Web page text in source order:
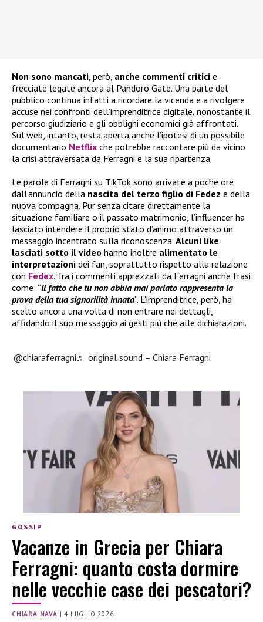
Non sono mancati , però, anche commenti critici e
frecciate legate ancora al Pandoro Gate. Una parte del
pubblico continua infatti a ricordare la vicenda e a rivolgere
accuse nei confronti dell’imprenditrice digitale, nonostante il
percorso giudiziario e gli obblighi economici già affrontati.
Sul web, intanto, resta aperta anche l’ipotesi di un possibile
documentario Netflix che potrebbe raccontare più da vicino
la crisi attraversata da Ferragni e la sua ripartenza.
Le parole di Ferragni su TikTok sono arrivate a poche ore
dall’annuncio della nascita del terzo figlio di Fedez e della
nuova compagna. Pur senza citare direttamente la
situazione familiare o il passato matrimonio, l’influencer ha
lasciato intendere il proprio stato d’animo attraverso un
messaggio incentrato sulla riconoscenza. Alcuni like
lasciati sotto il video hanno inoltre alimentato le
interpretazioni dei fan, soprattutto rispetto alla relazione
con Fedez. Tra i commenti apprezzati da Ferragni anche frasi
come: “Il fatto che tu non abbia mai parlato rappresenta la
prova della tua signorilità innata”. L’imprenditrice, però, ha
scelto ancora una volta di non entrare nei dettagli,
affidando il suo messaggio ai gesti più che alle dichiarazioni.
@chiaraferragni♬ original sound – Chiara Ferragni
GOSSIP
Vacanze in Grecia per Chiara
Ferragni: quanto costa dormire
nelle vecchie case dei pescatori?
CHIARA NAVA |4 LUGLIO 2026